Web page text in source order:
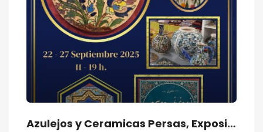
Azulejos y Ceramicas Persas, Exposición & Venta hasta 30% de descuento